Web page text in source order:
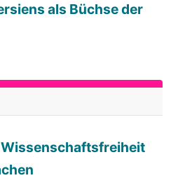
als Büchse der